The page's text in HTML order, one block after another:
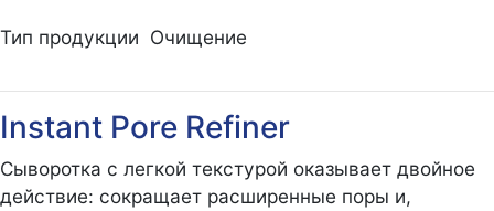
Тип продукции Очищение
Instant Pore Refiner
Сыворотка с легкой текстурой оказывает двойное
действие: сокращает расширенные поры и,